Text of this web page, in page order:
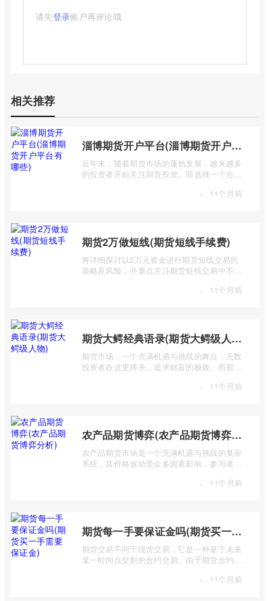
请先登录账户再评论哦
相关推荐
淄博期货开户平台(淄博期货开户平台有哪些)
近年来，随着期货市场的蓬勃发展，越来越多
的投资者开始关注期货投资。而选择一个合适
· 11个月前
期货2万做短线(期货短线手续费)
将详细探讨以2万元资金进行期货短线交易的
策略及风险，并重点关注期货短线交易中不可
· 11个月前
期货大鳄经典语录(期货大鳄级人物)
期货市场，一个充满机遇与挑战的舞台，无数
投资者在这里搏杀，追求财富的极致。而那些
· 11个月前
农产品期货博弈(农产品期货博弈分析)
农产品期货市场是一个充满机遇与挑战的复杂
系统，其价格波动受众多因素影响，参与者之
· 11个月前
期货每一手要保证金吗(期货买一手需要保证金)
期货交易不同于现货交易，它是一种基于未来
某一时间点交割的合约交易。由于期货合约的
· 11个月前